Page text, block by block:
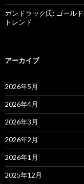
ガンドラック氏: ゴール
トレンド
アーカイブ
2026年5月
2026年4月
2026年3月
2026年2月
2026年1月
2025年12月